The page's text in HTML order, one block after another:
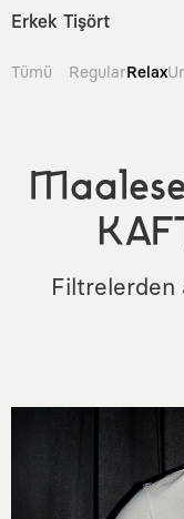
Erkek Tişört
Tümü RegularRelax
Filtrelerden